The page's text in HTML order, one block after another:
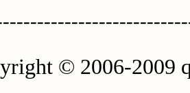
© 2006-2009